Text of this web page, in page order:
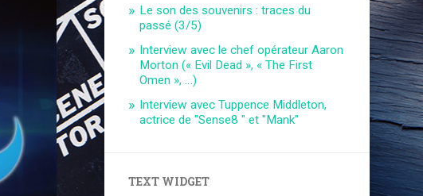
Le son des souvenirs : traces du
passé (3/5)
Interview avec le chef opérateur Aaron
Morton (« Evil Dead », « The First
Omen », …)
Interview avec Tuppence Middleton,
actrice de "Sense8 " et "Mank"
TEXT WIDGET